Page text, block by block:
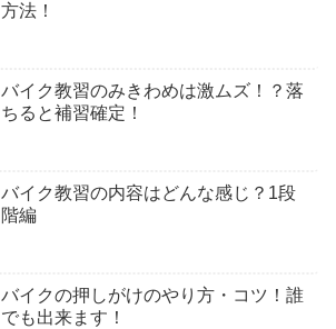
方法！
バイク教習のみきわめは激ムズ！？落
ちると補習確定！
バイク教習の内容はどんな感じ？1段
階編
バイクの押しがけのやり方・コツ！誰
でも出来ます！